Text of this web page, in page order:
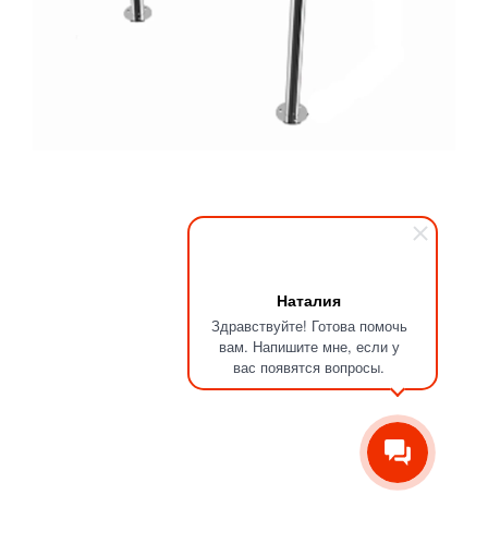
Наталия
Здравствуйте! Готова помочь
вам. Напишите мне, если у
вас появятся вопросы.